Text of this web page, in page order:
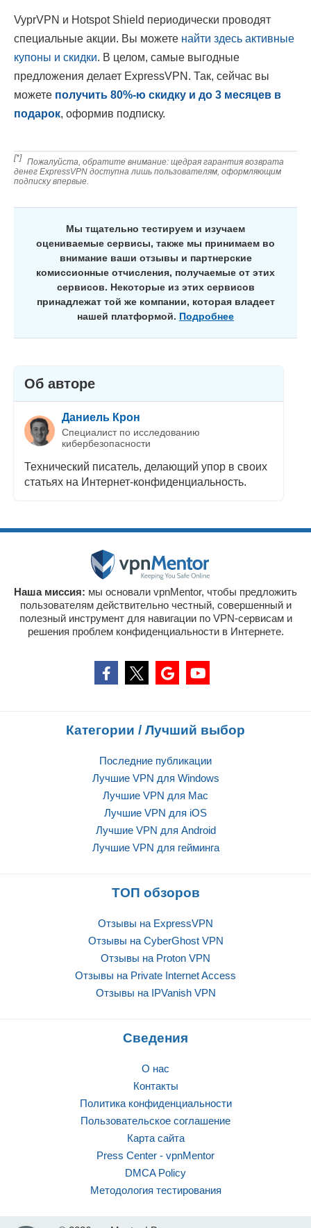
VyprVPN и Hotspot Shield периодически проводят
специальные акции. Вы можете найти здесь активные
купоны и скидки. В целом, самые выгодные
предложения делает ExpressVPN. Так, сейчас вы
можете получить 80%-ю скидку и до 3 месяцев в
подарок, оформив подписку.
[*] Пожалуйста, обратите внимание: щедрая гарантия возврата
денег ExpressVPN доступна лишь пользователям, оформляющим
подписку впервые.
Мы тщательно тестируем и изучаем
оцениваемые сервисы, также мы принимаем во
внимание ваши отзывы и партнерские
комиссионные отчисления, получаемые от этих
сервисов. Некоторые из этих сервисов
принадлежат той же компании, которая владеет
нашей платформой. Подробнее
Об авторе
Даниель Крон
Специалист по исследованию
кибербезопасности
Технический писатель, делающий упор в своих
статьях на Интернет-конфиденциальность.
Наша миссия: мы основали vpnMentor, чтобы предложить
пользователям действительно честный, совершенный и
полезный инструмент для навигации по VPN-сервисам и
решения проблем конфиденциальности в Интернете.
Категории / Лучший выбор
Последние публикации
Лучшие VPN для Windows
Лучшие VPN для Mac
Лучшие VPN для iOS
Лучшие VPN для Android
Лучшие VPN для гейминга
ТОП обзоров
Отзывы на ExpressVPN
Отзывы на CyberGhost VPN
Отзывы на Proton VPN
Отзывы на Private Internet Access
Отзывы на IPVanish VPN
Сведения
О нас
Контакты
Политика конфиденциальности
Пользовательское соглашение
Карта сайта
Press Center - vpnMentor
DMCA Policy
Методология тестирования